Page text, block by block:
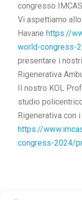
congresso
Vi aspettiamo
Havane https://
world-congress-
presentare i
Rigenerativa
Il nostro KOL
studio
Rigenerativa con
https://
congress-2024/